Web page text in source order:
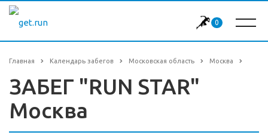
0
Главная Календарь забегов Московская область Москва
ЗАБЕГ "RUN STAR"
Москва